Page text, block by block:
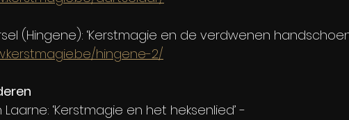
(Hingene): ‘Kerstmagie en de verdwenen
hingene-2/
‘Kerstmagie en het heksenlied’ -